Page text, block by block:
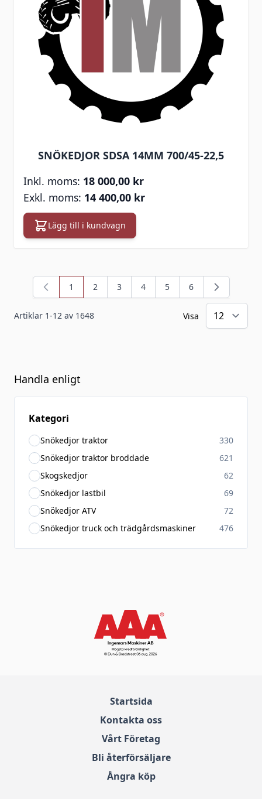
Handla enligt
Kategori
Snökedjor traktor
330
Snökedjor traktor broddade
621
Skogskedjor
62
Snökedjor lastbil
69
Snökedjor ATV
72
Snökedjor truck och trädgårdsmaskiner
476
SNÖKEDJOR SDSA 14MM 700/45-22,5
18 000,00 kr
14 400,00 kr
Lägg till i kundvagn
Artiklar 1-12 av 1648
You're currently reading page
1 Sida
2 Sida
3 Sida
4 Sida
5 Sida
6
Visa
Startsida
Kontakta oss
Vårt Företag
Bli återförsäljare
Ångra köp